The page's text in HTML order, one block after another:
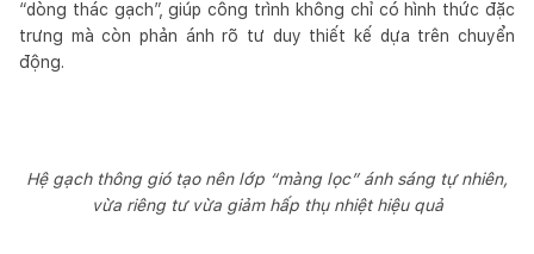
“dòng thác gạch”, giúp công trình không chỉ có hình thức đặc
trưng mà còn phản ánh rõ tư duy thiết kế dựa trên chuyển
động.
Hệ gạch thông gió tạo nên lớp “màng lọc” ánh sáng tự nhiên,
vừa riêng tư vừa giảm hấp thụ nhiệt hiệu quả